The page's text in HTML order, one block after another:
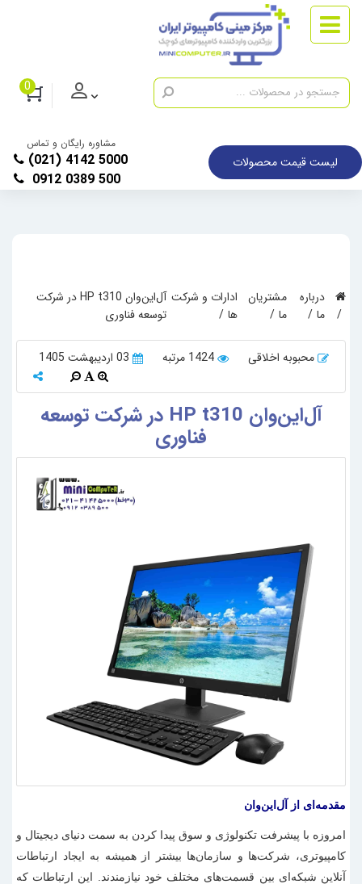
0
لیست قیمت محصولات
مشاوره رایگان و تماس
(021) 4142 5000
0912 0389 500
درباره
ما
مشتریان
ما
ادارات و شرکت
ها
آل‌این‌وان HP t310 در شرکت
توسعه فناوری
محبوبه اخلاقی 1424 مرتبه 03 اردیبهشت 1405
آل‌این‌وان HP t310 در شرکت توسعه
فناوری
مقدمه‌ای از آل‌این‌وان
امروزه با پیشرفت تکنولوژی و سوق پیدا کردن به سمت دنیای دیجیتال و
کامپیوتری، شرکت‌ها و سازمان‌ها بیشتر از همیشه به ایجاد ارتباطات
آنلاین شبکه‌ای بین قسمت‌های مختلف خود نیازمندند. این ارتباطات که